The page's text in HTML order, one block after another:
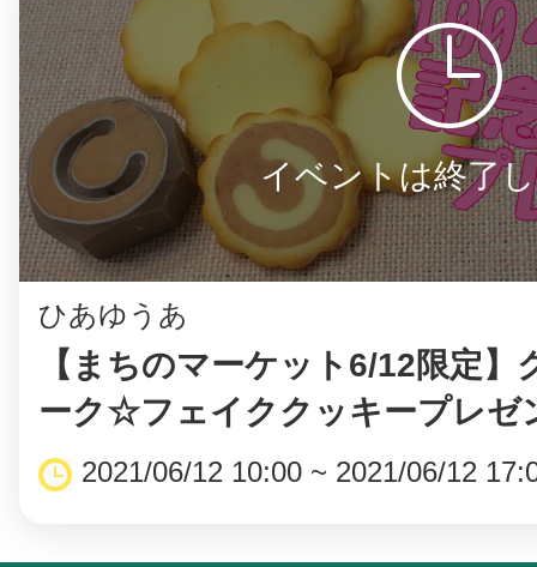
イベントは終了
ひあゆうあ
【まちのマーケット6/12限定】
ーク☆フェイククッキープレゼ
2021/06/12 10:00 ~ 2021/06/12